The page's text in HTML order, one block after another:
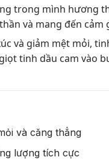
trong mình hương
và mang đến cảm
và giảm mệt mỏi,
tinh dầu cam vào
và căng thẳng
lượng tích cực